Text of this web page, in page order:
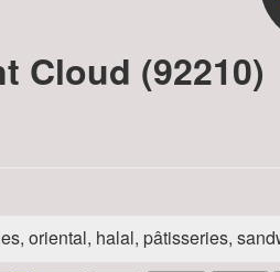
Cloud (92210)
oriental, halal, pâtisseries,